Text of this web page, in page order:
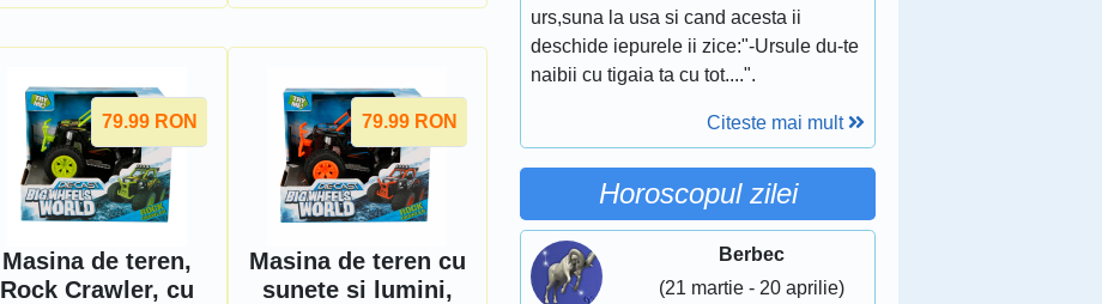
79.99 RON
Masina de teren,
Rock Crawler, cu
79.99 RON
Masina de teren cu
sunete si lumini,
urs,suna la usa si cand acesta ii
deschide iepurele ii zice:"-Ursule du-te
naibii cu tigaia ta cu tot....".
Citeste mai mult
Horoscopul zilei
Berbec
(21 martie - 20 aprilie)